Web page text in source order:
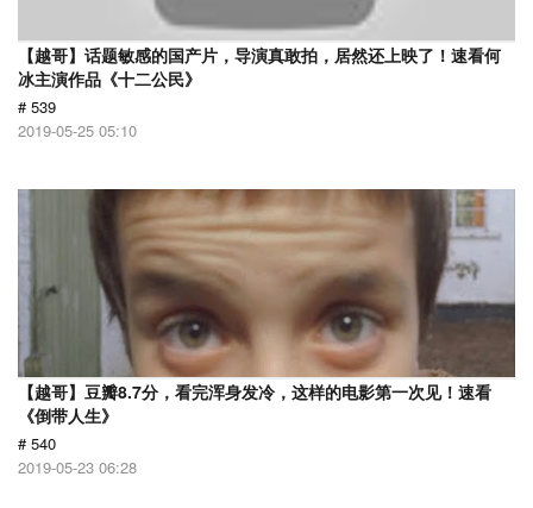
【越哥】话题敏感的国产片，导演真敢拍，居然还上映了！速看何
冰主演作品《十二公民》
# 539
2019-05-25 05:10
【越哥】豆瓣8.7分，看完浑身发冷，这样的电影第一次见！速看
《倒带人生》
# 540
2019-05-23 06:28